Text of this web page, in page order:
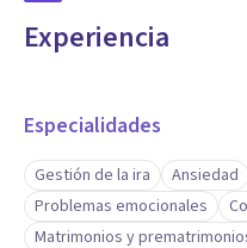
Experiencia
Especialidades
Gestión de la ira Ansiedad
Problemas emocionales
Matrimonios y